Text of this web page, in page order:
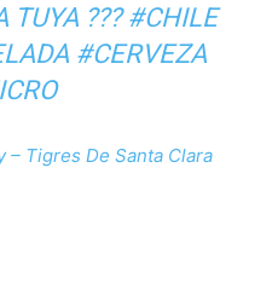
TUYA ???#CHILE
#CERVEZA
– Tigres De Santa Clara